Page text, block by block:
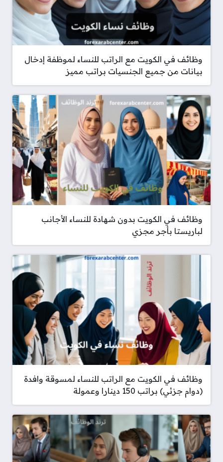
وظائف في الكويت مع الراتب للنساء لموظفة إدخال
بيانات من جميع الجنسيات براتب مميز
وظائف في الكويت بدون شهادة للنساء الأجانب
لباريستا بأجر مجزي
وظائف في الكويت مع الراتب للنساء لمسوقة وافدة
(دوام جزئي) براتب 150 دينارا وعمولة